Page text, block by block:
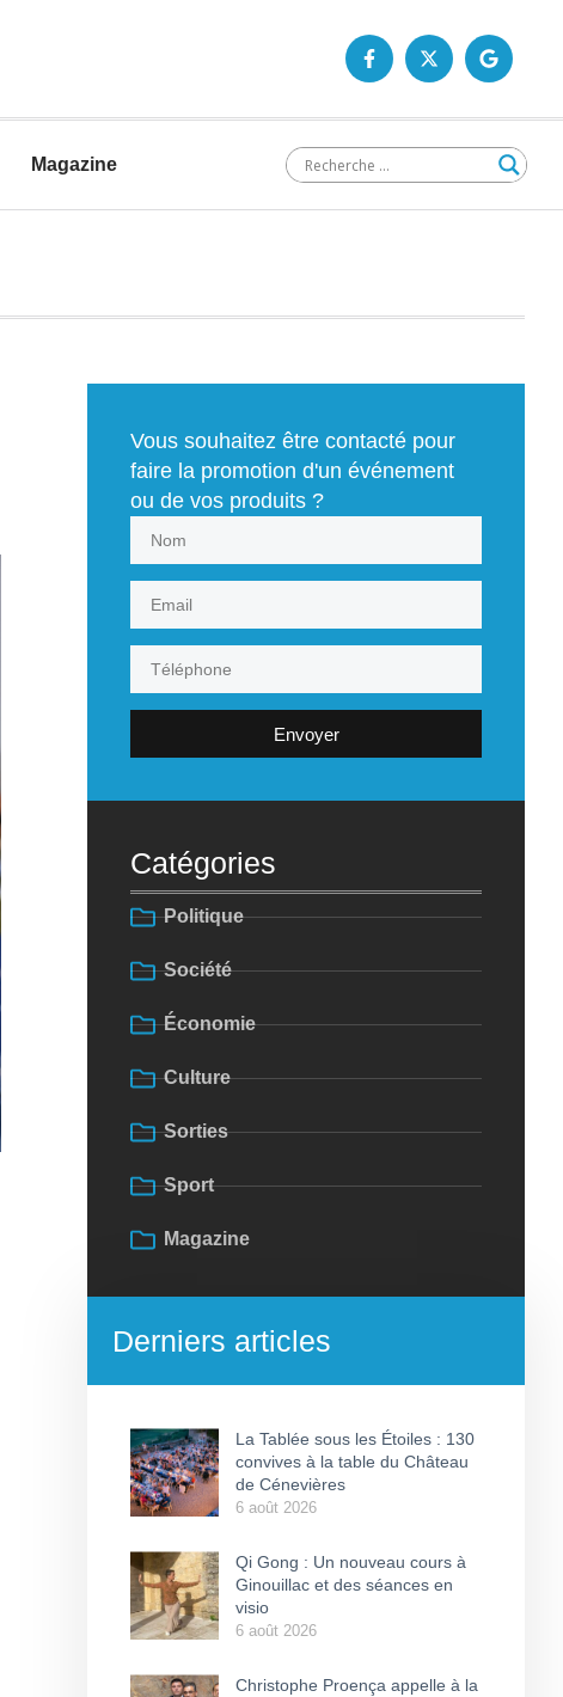
Magazine
Vous souhaitez être contacté pour
faire la promotion d'un événement
ou de vos produits ?
Envoyer
Catégories
Politique
Société
Économie
Culture
Sorties
Sport
Magazine
Derniers articles
La Tablée sous les Étoiles : 130
convives à la table du Château
de Cénevières
6 août 2026
Qi Gong : Un nouveau cours à
Ginouillac et des séances en
visio
6 août 2026
Christophe Proença appelle à la